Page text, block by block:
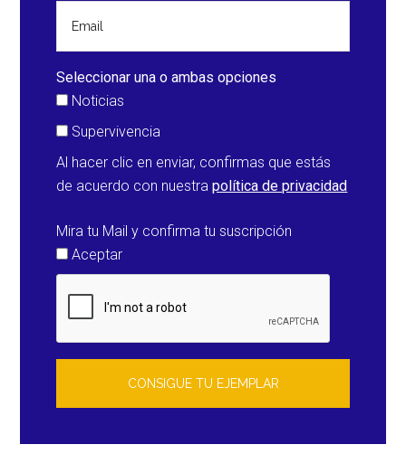
Seleccionar una o ambas opciones
Noticias
Supervivencia
Al hacer clic en enviar, confirmas que estás
de acuerdo con nuestrapolítica de privacidad
Mira tu Mail y confirma tu suscripción
Aceptar